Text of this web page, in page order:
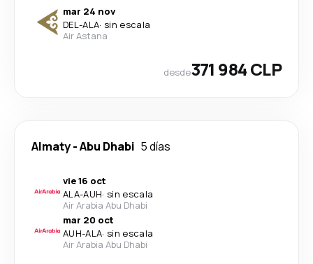
mar 24 nov
DEL-ALA· sin escala
Air Astana
desde371 984 CLP
Almaty-Abu Dhabi 5 días
vie 16 oct
ALA-AUH· sin escala
Air Arabia Abu Dhabi
mar 20 oct
AUH-ALA· sin escala
Air Arabia Abu Dhabi